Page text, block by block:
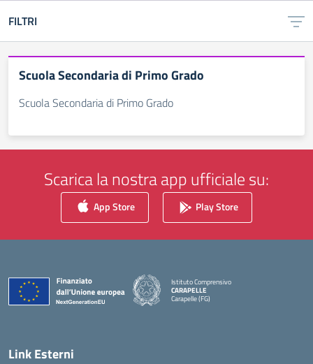
FILTRI
Scuola Secondaria di Primo Grado
Scuola Secondaria di Primo Grado
Scarica la nostra app ufficiale su:
App Store Play Store
Istituto Comprensivo
CARAPELLE
Carapelle (FG)
— Visita la pagina iniziale della scuola
Link Esterni